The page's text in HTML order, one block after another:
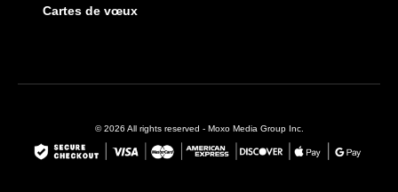
Cartes de vœux
© 2026 All rights reserved - Moxo Media Group Inc.